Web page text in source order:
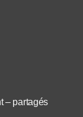
– partagés